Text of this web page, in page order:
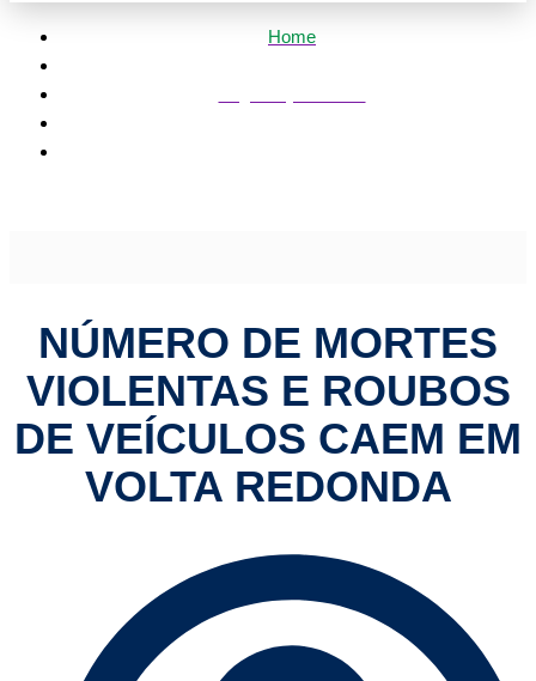
Home
NÚMERO DE MORTES
VIOLENTAS E ROUBOS
DE VEÍCULOS CAEM EM
VOLTA REDONDA